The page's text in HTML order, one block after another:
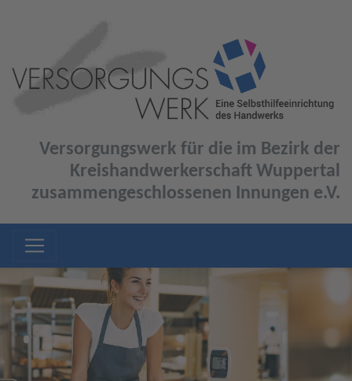
Versorgungswerk für die im Bezirk der
Kreishandwerkerschaft Wuppertal
zusammengeschlossenen Innungen e.V.